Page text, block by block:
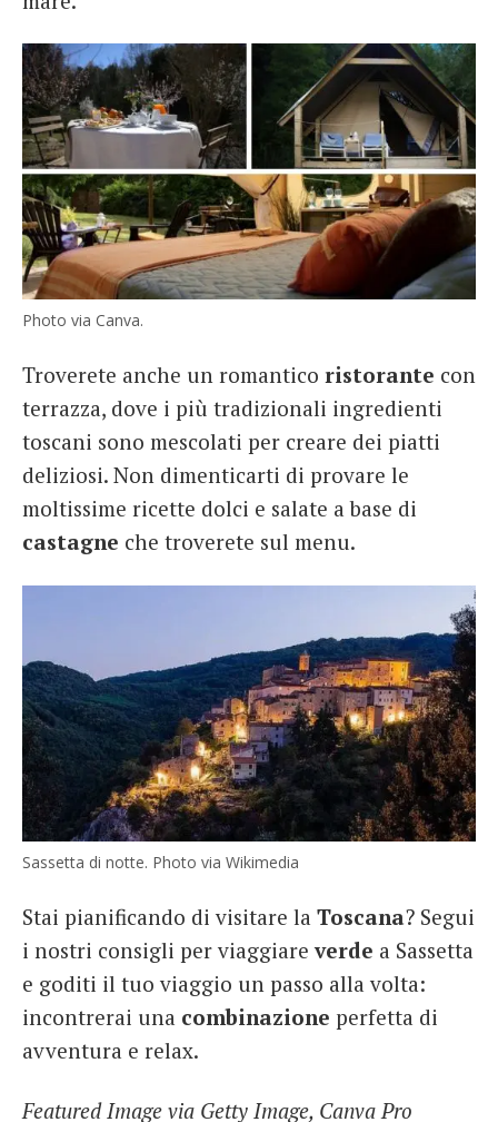
Photo via Canva.
Troverete anche un romantico ristorante con
terrazza, dove i più tradizionali ingredienti
toscani sono mescolati per creare dei piatti
deliziosi. Non dimenticarti di provare le
moltissime ricette dolci e salate a base di
castagne che troverete sul menu.
Sassetta di notte. Photo via Wikimedia
Stai pianificando di visitare la Toscana? Segui
i nostri consigli per viaggiareverde a Sassetta
e goditi il tuo viaggio un passo alla volta:
incontrerai una combinazione perfetta di
avventura e relax.
Featured Image via Getty Image, Canva Pro